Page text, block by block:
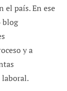
el país. En ese
blog
y a